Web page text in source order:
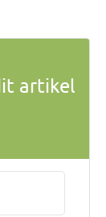
artikel